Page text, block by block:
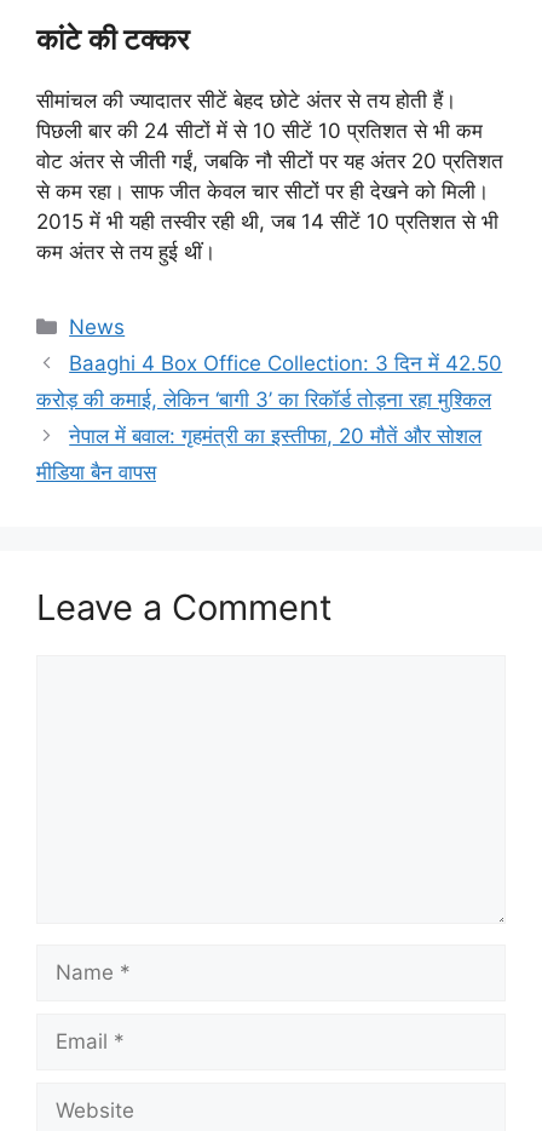
कांटे की टक्कर
सीमांचल की ज्यादातर सीटें बेहद छोटे अंतर से तय होती हैं।
पिछली बार की 24 सीटों में से 10 सीटें 10 प्रतिशत से भी कम
वोट अंतर से जीती गईं, जबकि नौ सीटों पर यह अंतर 20 प्रतिशत
से कम रहा। साफ जीत केवल चार सीटों पर ही देखने को मिली।
2015 में भी यही तस्वीर रही थी, जब 14 सीटें 10 प्रतिशत से भी
कम अंतर से तय हुई थीं।
News
Baaghi 4 Box Office Collection: 3 दिन में 42.50
करोड़ की कमाई, लेकिन ‘बागी 3’ का रिकॉर्ड तोड़ना रहा मुश्किल
नेपाल में बवाल: गृहमंत्री का इस्तीफा, 20 मौतें और सोशल
मीडिया बैन वापस
Leave a Comment